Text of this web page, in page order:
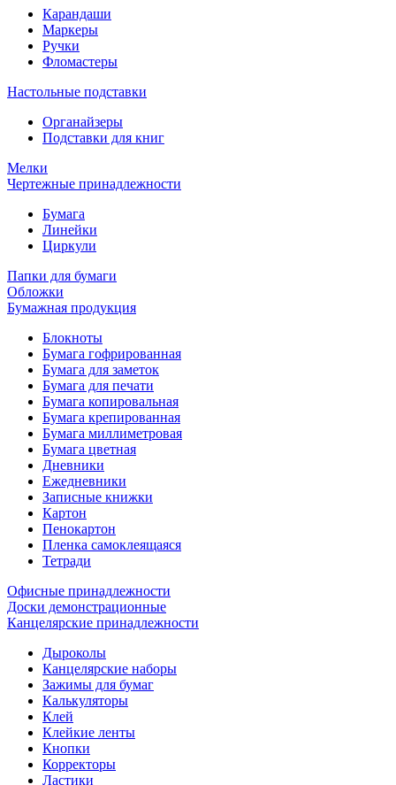
Карандаши
Маркеры
Ручки
Фломастеры
Настольные подставки
Органайзеры
Подставки для книг
Мелки
Чертежные принадлежности
Бумага
Линейки
Циркули
Папки для бумаги
Обложки
Бумажная продукция
Блокноты
Бумага гофрированная
Бумага для заметок
Бумага для печати
Бумага копировальная
Бумага крепированная
Бумага миллиметровая
Бумага цветная
Дневники
Ежедневники
Записные книжки
Картон
Пенокартон
Пленка самоклеящаяся
Тетради
Офисные принадлежности
Доски демонстрационные
Канцелярские принадлежности
Дыроколы
Канцелярские наборы
Зажимы для бумаг
Калькуляторы
Клей
Клейкие ленты
Кнопки
Корректоры
Ластики